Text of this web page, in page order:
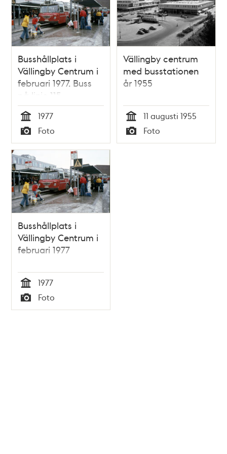
Busshållplats i
Vällingby Centrum i
februari 1977. Buss
på linje 115.
Tid
1977
Typ
Foto
Vällingby centrum
med busstationen
år 1955
Tid
11 augusti 1955
Typ
Foto
Busshållplats i
Vällingby Centrum i
februari 1977
Tid
1977
Typ
Foto